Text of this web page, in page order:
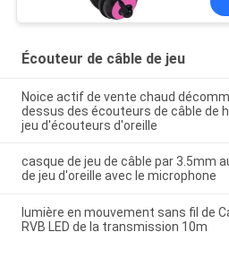
Écouteur de câble de jeu
Noice actif de vente chaud
dessus des écouteurs de câble de
jeu d'écouteurs d'oreille
casque de jeu de câble par 3.5mm
de jeu d'oreille avec le microphone
lumière en mouvement sans fil de
RVB LED de la transmission 10m